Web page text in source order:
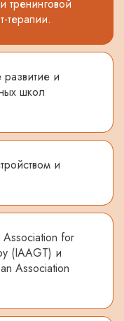
тренинговой
терапии.
и
школ
и
for
(IAAGT) и
Association